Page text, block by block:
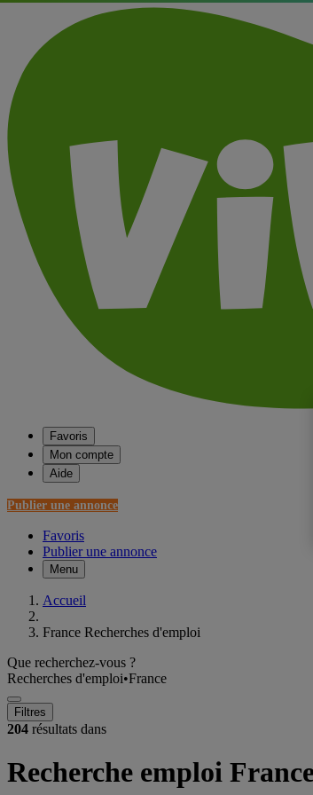
Favoris
Mon compte
Aide
Publier une annonce
Favoris
Publier une annonce
Menu
Accueil
France Recherches d'emploi
Que recherchez-vous ?
Recherches d'emploi•France
Filtres
204 résultats dans
Recherche emploi